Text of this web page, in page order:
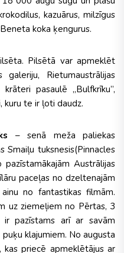
kazuārus, milzīgus
koka ķengurus.
Pilsētā var apmeklēt
galeriju, Rietumaustrālijas
pasaulē „Bulfkrīku”,
kuru te ir ļoti daudz.
– senā meža paliekas
Smaiļu tuksnesis(Pinnacles
Austrālijas
paceļas no dzeltenajām
no fantastikas filmām.
uz ziemeļiem no Pērtas, 3
pazīstams arī ar savām
klajumiem. No augusta
priecē apmeklētājus ar